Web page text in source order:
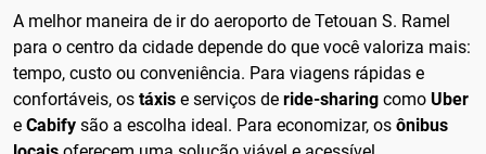
A melhor maneira de ir do aeroporto de Tetouan S. Ramel
para o centro da cidade depende do que você valoriza mais:
tempo, custo ou conveniência. Para viagens rápidas e
confortáveis, os táxis e serviços de ride-sharing como Uber
e Cabify são a escolha ideal. Para economizar, os ônibus